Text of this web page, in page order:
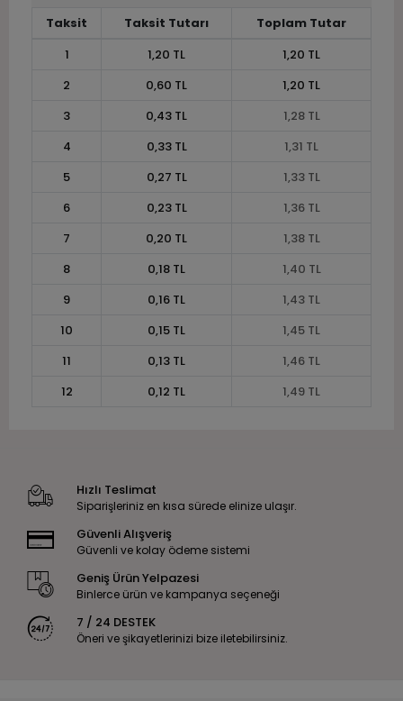
Taksit Taksit Tutarı
Toplam Tutar
1
1,20 TL
1,20 TL
2
0,60 TL
1,20 TL
3
0,43 TL
1,28 TL
4
0,33 TL
1,31 TL
5
0,27 TL
1,33 TL
6
0,23 TL
1,36 TL
7
0,20 TL
1,38 TL
8
0,18 TL
1,40 TL
9
0,16 TL
1,43 TL
10
0,15 TL
1,45 TL
11
0,13 TL
1,46 TL
12
0,12 TL 1,49 TL
Hızlı Teslimat
Siparişleriniz en kısa sürede elinize ulaşır.
Güvenli Alışveriş
Güvenli ve kolay ödeme sistemi
Geniş Ürün Yelpazesi
Binlerce ürün ve kampanya seçeneği
7 / 24 DESTEK
Öneri ve şikayetlerinizi bize iletebilirsiniz.